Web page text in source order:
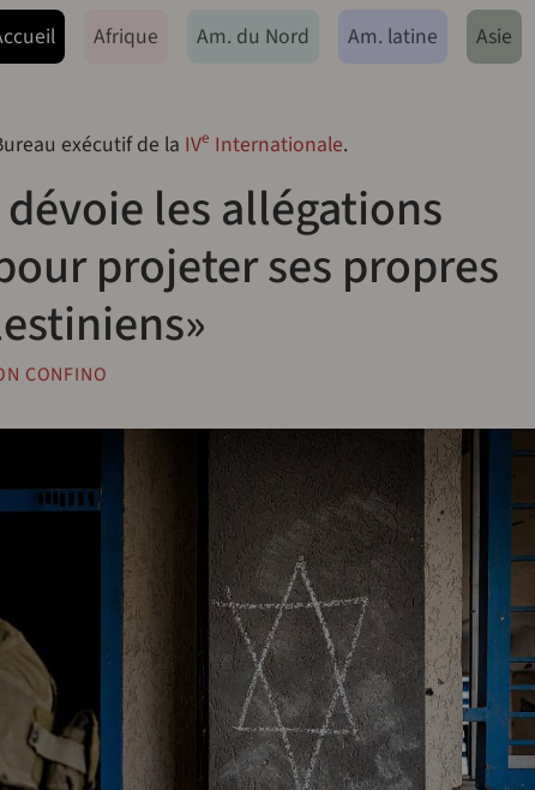
principalAfrique Am. du Nord Am. latine Asie
exécutif de la IVe Internationale.
les allégations
projeter ses propres
CONFINO